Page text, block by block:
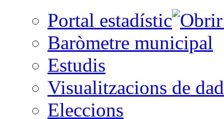
Portal estadístic
Baròmetre municipal
Estudis
Visualitzacions de
Eleccions